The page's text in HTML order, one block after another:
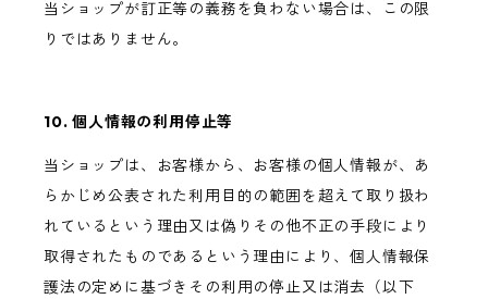
当ショップが訂正等の義務を負わない場合は、この限
りではありません。
10. 個人情報の利用停止等
当ショップは、お客様から、お客様の個人情報が、あ
らかじめ公表された利用目的の範囲を超えて取り扱わ
れているという理由又は偽りその他不正の手段により
取得されたものであるという理由により、個人情報保
護法の定めに基づきその利用の停止又は消去（以下